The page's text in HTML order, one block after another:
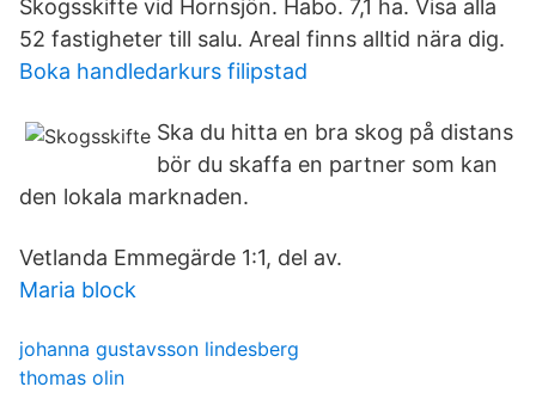
Skogsskifte vid Hornsjön. Habo. 7,1 ha. Visa alla
52 fastigheter till salu. Areal finns alltid nära dig.
Boka handledarkurs filipstad
Ska du hitta en bra skog på distans
bör du skaffa en partner som kan
den lokala marknaden.
Vetlanda Emmegärde 1:1, del av.
Maria block
johanna gustavsson lindesberg
thomas olin